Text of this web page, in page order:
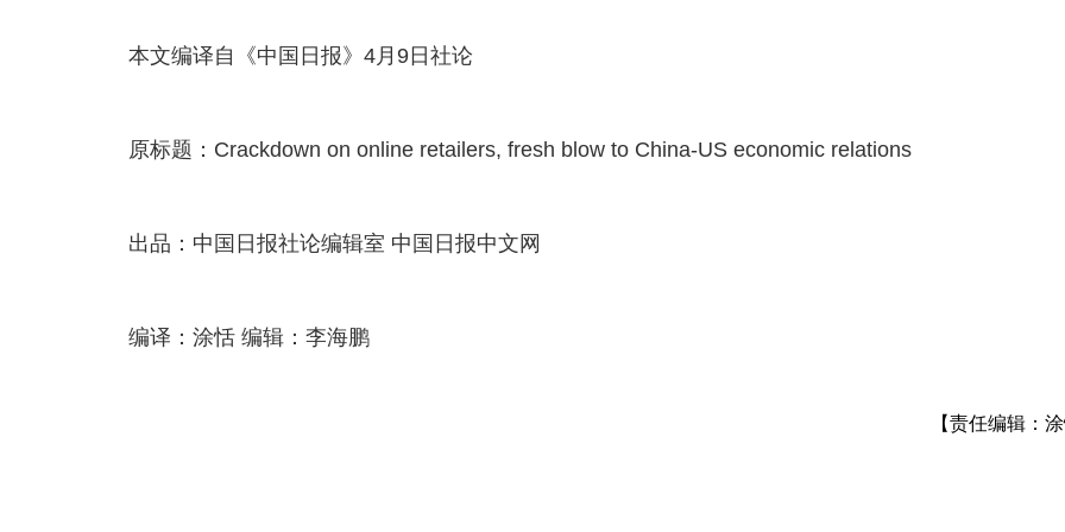
本文编译自《中国日报》4月9日社论
原标题：Crackdown on online retailers, fresh blow to China-US economic relations
出品：中国日报社论编辑室 中国日报中文网
编译：涂恬 编辑：李海鹏
【责任编辑：